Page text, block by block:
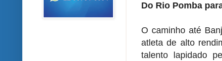
Do Rio Pomba
O caminho até
atleta de alto
talento lapidado